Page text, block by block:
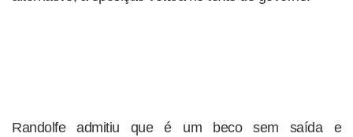
Randolfe admitiu que é um beco sem saída e